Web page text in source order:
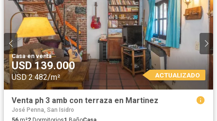
Casa·en venta
USD 139.000
USD 2.482/m² ACTUALIZADO
Venta ph 3 amb con terraza en Martinez
José Penna, San Isidro